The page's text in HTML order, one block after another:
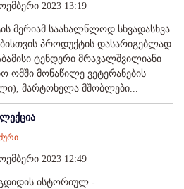
2023 13:19
მერიამ საახალწლოდ სხვადასხვა
პროდუქტის დასარიგებლად
ტენდერი მრავალშვილიანი
ომში მონაწილე ვეტერანების
მარტოხელა მშობლები...
2023 12:49
ისტორიულ -